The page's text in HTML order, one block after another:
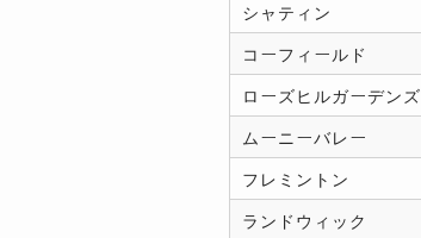
シャティン
コーフィールド
ローズヒルガーデンズ
ムーニーバレー
フレミントン
ランドウィック